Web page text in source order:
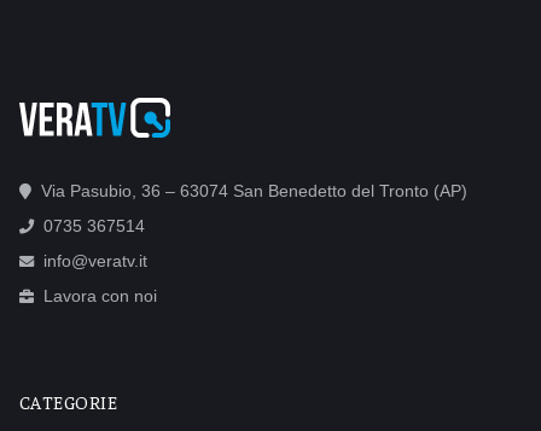
Via Pasubio, 36 – 63074 San Benedetto del Tronto (AP)
0735 367514
info@veratv.it
Lavora con noi
CATEGORIE